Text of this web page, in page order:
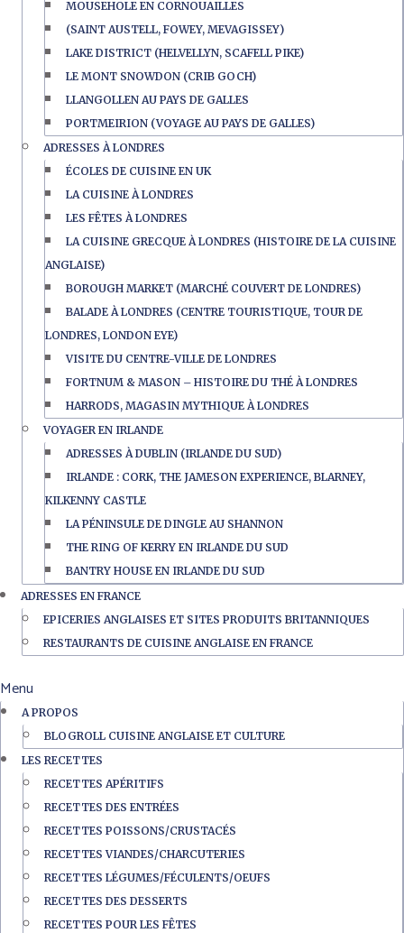
MOUSEHOLE EN CORNOUAILLES
(SAINT AUSTELL, FOWEY, MEVAGISSEY)
LAKE DISTRICT (HELVELLYN, SCAFELL PIKE)
LE MONT SNOWDON (CRIB GOCH)
LLANGOLLEN AU PAYS DE GALLES
PORTMEIRION (VOYAGE AU PAYS DE GALLES)
ADRESSES À LONDRES
ÉCOLES DE CUISINE EN UK
LA CUISINE À LONDRES
LES FÊTES À LONDRES
LA CUISINE GRECQUE À LONDRES (HISTOIRE DE LA CUISINE
ANGLAISE)
BOROUGH MARKET (MARCHÉ COUVERT DE LONDRES)
BALADE À LONDRES (CENTRE TOURISTIQUE, TOUR DE
LONDRES, LONDON EYE)
VISITE DU CENTRE-VILLE DE LONDRES
FORTNUM & MASON – HISTOIRE DU THÉ À LONDRES
HARRODS, MAGASIN MYTHIQUE À LONDRES
VOYAGER EN IRLANDE
ADRESSES À DUBLIN (IRLANDE DU SUD)
IRLANDE : CORK, THE JAMESON EXPERIENCE, BLARNEY,
KILKENNY CASTLE
LA PÉNINSULE DE DINGLE AU SHANNON
THE RING OF KERRY EN IRLANDE DU SUD
BANTRY HOUSE EN IRLANDE DU SUD
ADRESSES EN FRANCE
EPICERIES ANGLAISES ET SITES PRODUITS BRITANNIQUES
RESTAURANTS DE CUISINE ANGLAISE EN FRANCE
Menu
A PROPOS
BLOGROLL CUISINE ANGLAISE ET CULTURE
LES RECETTES
RECETTES APÉRITIFS
RECETTES DES ENTRÉES
RECETTES POISSONS/CRUSTACÉS
RECETTES VIANDES/CHARCUTERIES
RECETTES LÉGUMES/FÉCULENTS/OEUFS
RECETTES DES DESSERTS
RECETTES POUR LES FÊTES